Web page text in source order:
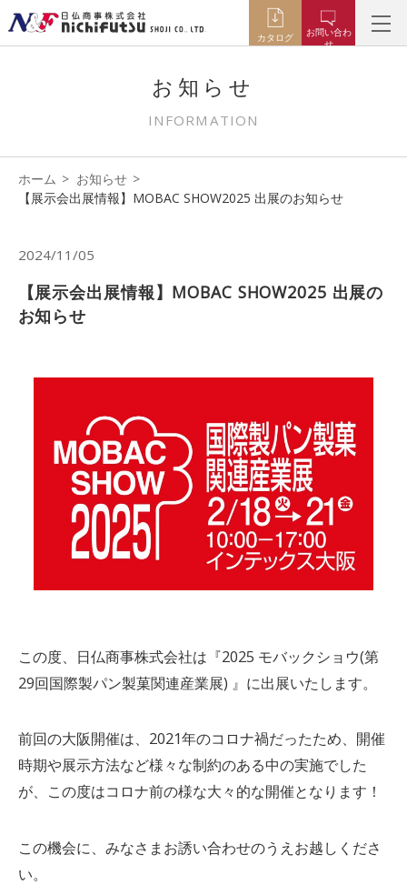
カタログ
お問い合わ
せ
お知らせ
INFORMATION
ホーム
お知らせ
【展示会出展情報】MOBAC SHOW2025 出展のお知らせ
2024/11/05
【展示会出展情報】MOBAC SHOW2025 出展の
お知らせ
この度、日仏商事株式会社は『2025 モバックショウ(第
29回国際製パン製菓関連産業展) 』に出展いたします。
前回の大阪開催は、2021年のコロナ禍だったため、開催
時期や展示方法など様々な制約のある中の実施でした
が、この度はコロナ前の様な大々的な開催となります！
この機会に、みなさまお誘い合わせのうえお越しくださ
い。